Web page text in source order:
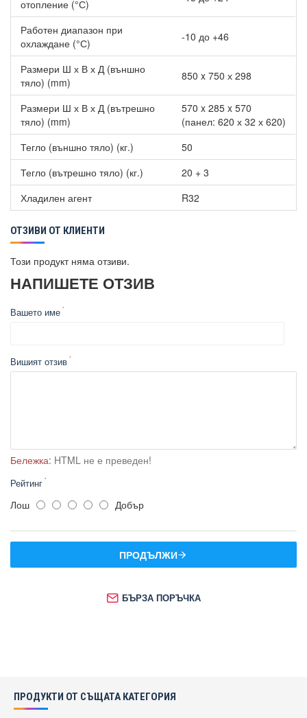
отопление (°С)
Работен диапазон при
охлаждане (°С)
-10 до +46
Размери Ш х В х Д (външно
тяло) (mm)
850 x 750 х 298
Размери Ш х В х Д (вътрешно
тяло) (mm)
570 x 285 x 570
(панел: 620 х 32 х 620)
Тегло (външно тяло) (кг.)
50
Тегло (вътрешно тяло) (кг.)
20 + 3
Хладилен агент
R32
ОТЗИВИ ОТ КЛИЕНТИ
Този продукт няма отзиви.
НАПИШЕТЕ ОТЗИВ
Вашето име
Вишият отзив
Бележка: HTML не е преведен!
Рейтинг
Лош Добър
ПРОДЪЛЖИ
БЪРЗА ПОРЪЧКА
ПРОДУКТИ ОТ СЪЩАТА КАТЕГОРИЯ